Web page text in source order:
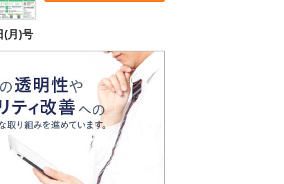
(月)号